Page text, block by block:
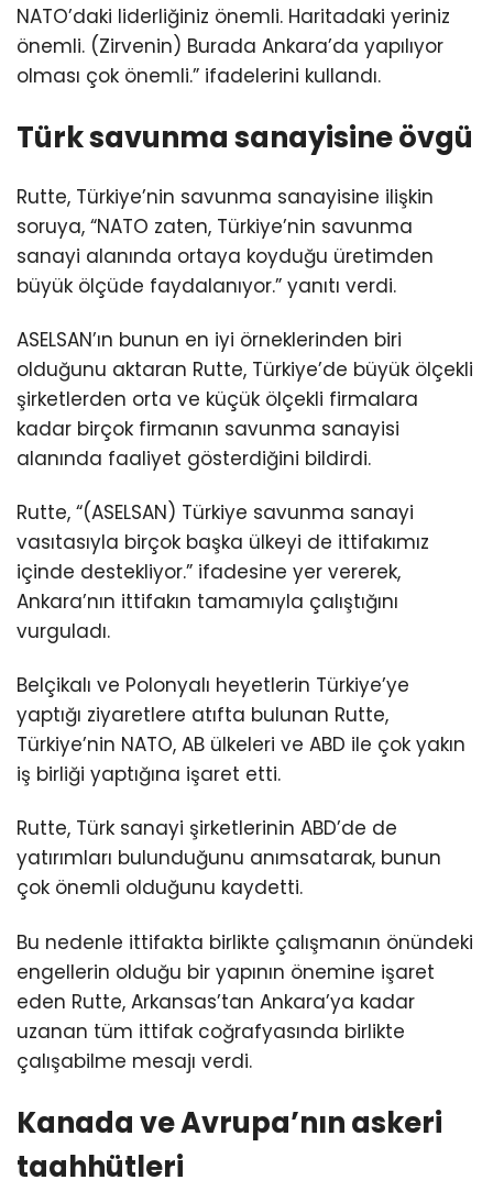
NATO’daki liderliğiniz önemli. Haritadaki yeriniz
önemli. (Zirvenin) Burada Ankara’da yapılıyor
olması çok önemli.” ifadelerini kullandı.
Türk savunma sanayisine övgü
Rutte, Türkiye’nin savunma sanayisine ilişkin
soruya, “NATO zaten, Türkiye’nin savunma
sanayi alanında ortaya koyduğu üretimden
büyük ölçüde faydalanıyor.” yanıtı verdi.
ASELSAN’ın bunun en iyi örneklerinden biri
olduğunu aktaran Rutte, Türkiye’de büyük ölçekli
şirketlerden orta ve küçük ölçekli firmalara
kadar birçok firmanın savunma sanayisi
alanında faaliyet gösterdiğini bildirdi.
Rutte, “(ASELSAN) Türkiye savunma sanayi
vasıtasıyla birçok başka ülkeyi de ittifakımız
içinde destekliyor.” ifadesine yer vererek,
Ankara’nın ittifakın tamamıyla çalıştığını
vurguladı.
Belçikalı ve Polonyalı heyetlerin Türkiye’ye
yaptığı ziyaretlere atıfta bulunan Rutte,
Türkiye’nin NATO, AB ülkeleri ve ABD ile çok yakın
iş birliği yaptığına işaret etti.
Rutte, Türk sanayi şirketlerinin ABD’de de
yatırımları bulunduğunu anımsatarak, bunun
çok önemli olduğunu kaydetti.
Bu nedenle ittifakta birlikte çalışmanın önündeki
engellerin olduğu bir yapının önemine işaret
eden Rutte, Arkansas’tan Ankara’ya kadar
uzanan tüm ittifak coğrafyasında birlikte
çalışabilme mesajı verdi.
Kanada ve Avrupa’nın askeri
taahhütleri